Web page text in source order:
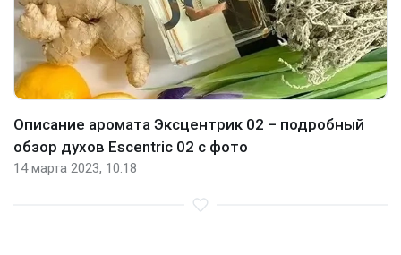
Описание аромата Эксцентрик 02 – подробный
обзор духов Escentric 02 с фото
14 марта 2023, 10:18